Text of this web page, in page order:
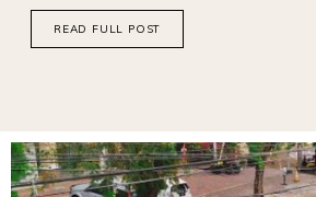
READ FULL POST